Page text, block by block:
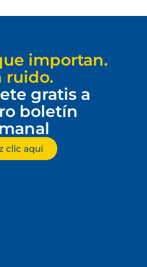
importan.
ruido.
gratis a
boletín
clic aquí